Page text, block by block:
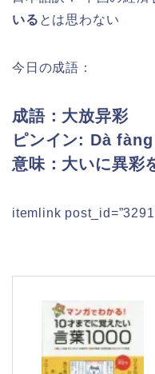
いる とは思わない
今日の成語：
成語：大放异彩
ピンイン: Dà
意味：大いに異彩
itemlink